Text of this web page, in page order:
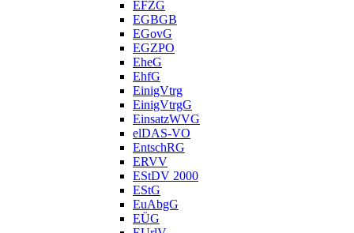
EFZG
EGBGB
EGovG
EGZPO
EheG
EhfG
EinigVtrg
EinigVtrgG
EinsatzWVG
elDAS-VO
EntschRG
ERVV
EStDV 2000
EStG
EuAbgG
EÜG